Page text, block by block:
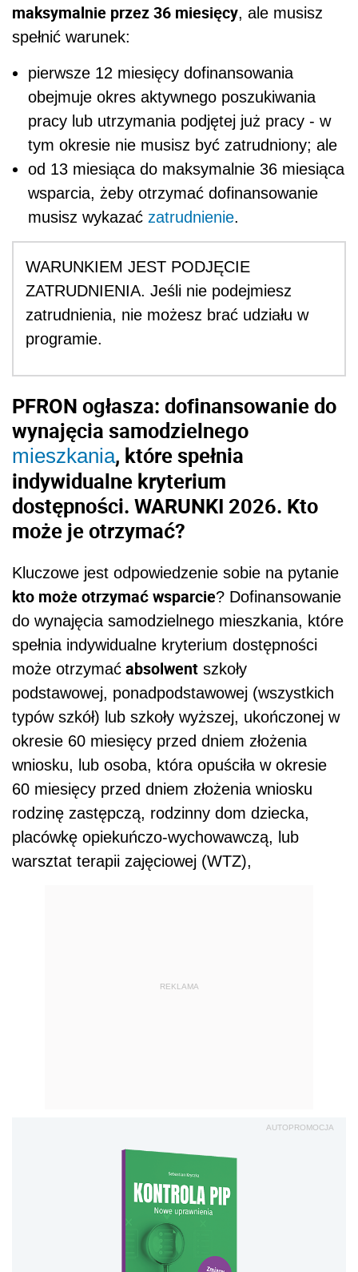
maksymalnie przez 36 miesięcy, ale musisz
spełnić warunek:
pierwsze 12 miesięcy dofinansowania
obejmuje okres aktywnego poszukiwania
pracy lub utrzymania podjętej już pracy - w
tym okresie nie musisz być zatrudniony; ale
od 13 miesiąca do maksymalnie 36 miesiąca
wsparcia, żeby otrzymać dofinansowanie
musisz wykazać zatrudnienie.
WARUNKIEM JEST PODJĘCIE
ZATRUDNIENIA. Jeśli nie podejmiesz
zatrudnienia, nie możesz brać udziału w
programie.
PFRON ogłasza: dofinansowanie do
wynajęcia samodzielnego
mieszkania, które spełnia
indywidualne kryterium
dostępności. WARUNKI 2026. Kto
może je otrzymać?
Kluczowe jest odpowiedzenie sobie na pytanie
kto może otrzymać wsparcie? Dofinansowanie
do wynajęcia samodzielnego mieszkania, które
spełnia indywidualne kryterium dostępności
może otrzymać absolwent szkoły
podstawowej, ponadpodstawowej (wszystkich
typów szkół) lub szkoły wyższej, ukończonej w
okresie 60 miesięcy przed dniem złożenia
wniosku, lub osoba, która opuściła w okresie
60 miesięcy przed dniem złożenia wniosku
rodzinę zastępczą, rodzinny dom dziecka,
placówkę opiekuńczo-wychowawczą, lub
warsztat terapii zajęciowej (WTZ),
REKLAMA
AUTOPROMOCJA